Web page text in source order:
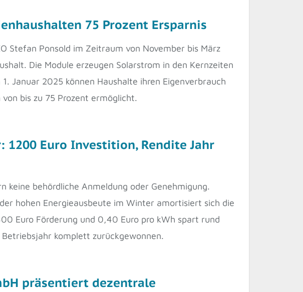
75 Prozent Ersparnis
Stefan Ponsold im Zeitraum von November bis März
Die Module erzeugen Solarstrom in den Kernzeiten
Januar 2025 können Haushalte ihren Eigenverbrauch
bis zu 75 Prozent ermöglicht.
Euro Investition, Rendite Jahr
behördliche Anmeldung oder Genehmigung.
hohen Energieausbeute im Winter amortisiert sich die
Euro Förderung und 0,40 Euro pro kWh spart rund
komplett zurückgewonnen.
präsentiert dezentrale